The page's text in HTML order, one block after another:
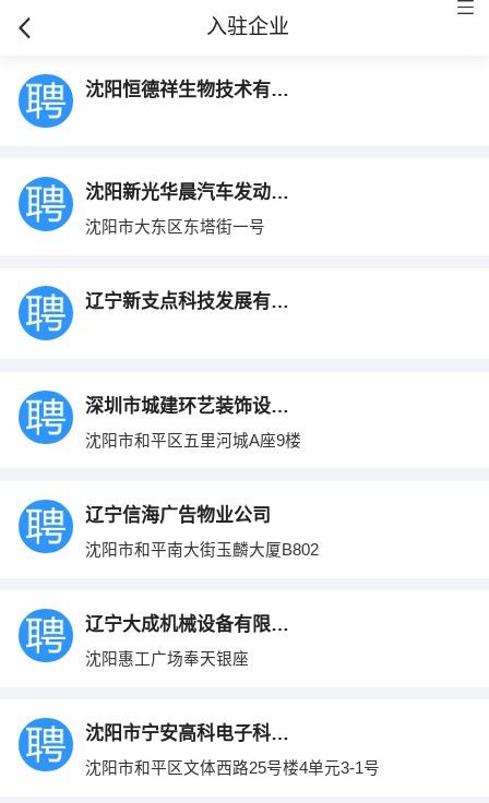
入驻企业
沈阳恒德祥生物技术有限公司
沈阳新光华晨汽车发动机有限公司
沈阳市大东区东塔街一号
辽宁新支点科技发展有限公司
深圳市城建环艺装饰设计工程有限公司沈阳分
沈阳市和平区五里河城A座9楼
辽宁信海广告物业公司
沈阳市和平南大街玉麟大厦B802
辽宁大成机械设备有限公司
沈阳惠工广场奉天银座
沈阳市宁安高科电子科技有限公司
沈阳市和平区文体西路25号楼4单元3-1号